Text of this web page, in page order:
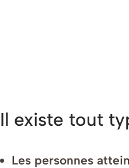
Il existe tout
Les personnes